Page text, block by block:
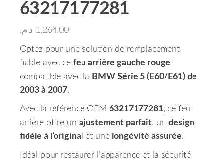
63217177281
1,264.00 د.م.
Optez pour une solution de remplacement
fiable avec ce feu arrière gauche rouge
compatible avec la BMW Série 5 (E60/E61) de
2003 à 2007.
Avec la référence OEM 63217177281, ce feu
arrière offre un ajustement parfait, un design
fidèle à l’original et une longévité assurée.
Idéal pour restaurer l’apparence et la sécurité